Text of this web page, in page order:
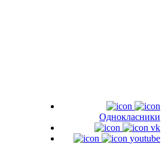
Однокласники
vk
youtube